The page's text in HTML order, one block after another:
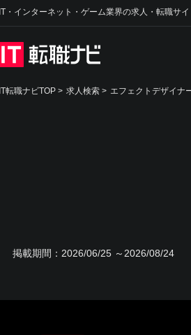
IT・インターネット・ゲーム業界の求人・転職サ
IT転職ナビTOP > 求人検索 > エフェクトデザイナ
掲載期間： 2026/06/25 ～2026/08/24